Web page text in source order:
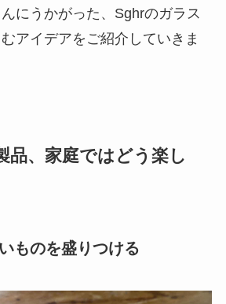
にうかがった、Sghrのガラス
アイデアをご紹介していきま
品、家庭ではどう楽し
ものを盛りつける